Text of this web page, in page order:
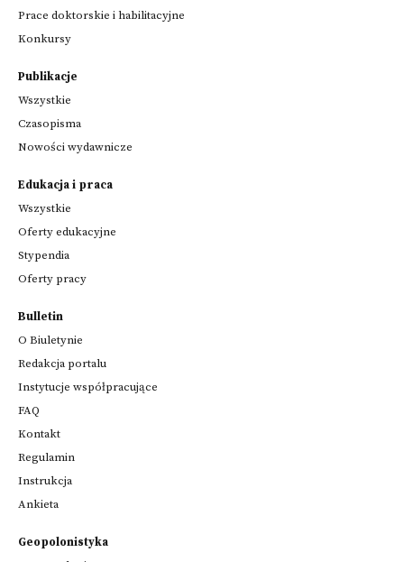
Prace doktorskie i habilitacyjne
Konkursy
Publikacje
Wszystkie
Czasopisma
Nowości wydawnicze
Edukacja i praca
Wszystkie
Oferty edukacyjne
Stypendia
Oferty pracy
Bulletin
O Biuletynie
Redakcja portalu
Instytucje współpracujące
FAQ
Kontakt
Regulamin
Instrukcja
Ankieta
Geopolonistyka